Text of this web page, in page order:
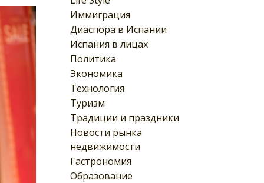
Иммиграция
Диаспора в Испании
Испания в лицах
Политика
Экономика
Технология
Туризм
Традиции и праздники
Новости рынка
недвижимости
Гастрономия
Образование